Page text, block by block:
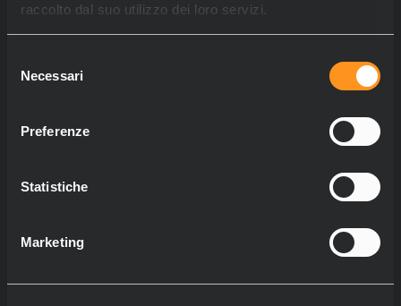
raccolto dal suo utilizzo dei loro servizi.
delNecessari
Preferenze
Statistiche
Marketing